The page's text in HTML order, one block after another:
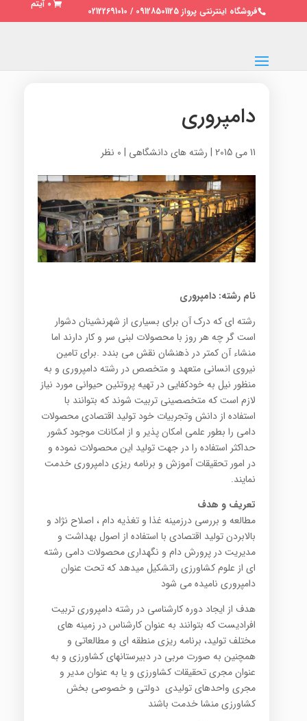
فروشگاه اینترنتی پرواز 09128501125 / 02122691010
0 آیتم
دامپروری
11 می 2015 | رشته های دانشگاهی | 0 نظر
نام رشته: دامپروری
رشته ای که درک آن برای بسیاری از شهرنشینان دشوار
است گر چه هر روز با محصولات لبنی سر و کار دارند اما
منشاء آن کمتر در ذهنشان نقش می بندد .برای تامین
نیروی انسانی متعهد و متخصص در رشته دامپروری و به
منظور نیل به خودکفایی در تهیه پروتئین حیوانی مورد نیاز
لازم است که متخصصینی تربیت شوند که بتوانند با
استفاده از دانش وتجربیات خود تولید اقتصادی محصولات
دامی را بطور علمی امکان پذیر و از امکانات موجود کشور
حداکثر استفاده را در جهت تولید این محصولات نموده و
در امور تحقیقات آموزش و برنامه ریزی دامپروری خدمت
نمایند.
تعریف و هدف
مطالعه و بررسی درزمینه غذا و تغذیه دام ، اصلاح نژاد و
بالابردن تولید اقتصادی با استفاده از اصول بهداشت و
مدیریت در پرورش دام و نگهداری محصولات دامی رشته
ای از علوم کشاورزی راتشکیل میدهد که تحت عنوان
دامپروری نامیده می شود
هدف از ایجاد دوره کارشناسی در رشته دامپروری تربیت
افرادیست که بتوانند به عنوان کارشناس در زمینه های
مختلف تولید، برنامه ریزی منطقه ای و مطالعاتی و
همچنین به صورت مربی در دبیرستانهای کشاورزی و به
عنوان مجری تحقیقات کشاورزی و یا به عنوان مدیر و
مجری واحدهای تولیدی دولتی و خصوصی بخش
کشاورزی منشا خدمت باشند